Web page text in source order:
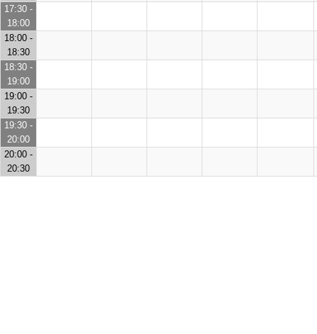
17:30 -
18:00
18:00 -
18:30
18:30 -
19:00
19:00 -
19:30
19:30 -
20:00
20:00 -
20:30